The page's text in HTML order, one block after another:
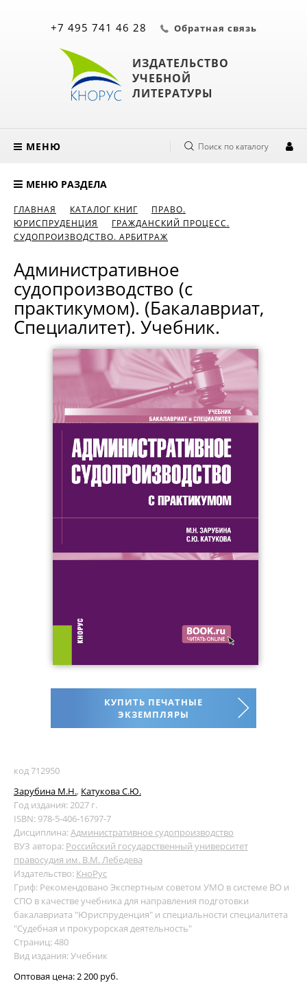
ИЗДАТЕЛЬСТВО
УЧЕБНОЙ
ЛИТЕРАТУРЫ
+7 495 741 46 28 Обратная связь
МЕНЮ Поиск по каталогу
МЕНЮ РАЗДЕЛА
ГЛАВНАЯ КАТАЛОГ КНИГ
ПРАВО.
ЮРИСПРУДЕНЦИЯ
ГРАЖДАНСКИЙ ПРОЦЕСС.
СУДОПРОИЗВОДСТВО. АРБИТРАЖ
Административное
судопроизводство (с
практикумом). (Бакалавриат,
Специалитет). Учебник.
КУПИТЬ ПЕЧАТНЫЕ
ЭКЗЕМПЛЯРЫ
код 712950
Зарубина М.Н., Катукова С.Ю.
Год издания: 2027 г.
ISBN: 978-5-406-16797-7
Дисциплина:Административное судопроизводство
ВУЗ автора: Российский государственный университет
правосудия им. В.М. Лебедева
Издательство: КноРус
Гриф: Рекомендовано Экспертным советом УМО в системе ВО и
СПО в качестве учебника для направления подготовки
бакалавриата "Юриспруденция" и специальности специалитета
"Судебная и прокурорская деятельность"
Страниц: 480
Вид издания: Учебник
Оптовая цена:2 200 руб.